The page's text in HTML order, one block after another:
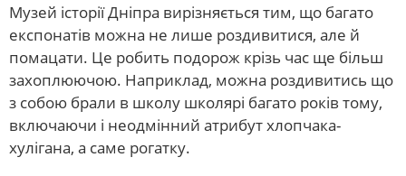
Музей історії Дніпра вирізняється тим, що багато
експонатів можна не лише роздивитися, але й
помацати. Це робить подорож крізь час ще більш
захоплюючою. Наприклад, можна роздивитись що
з собою брали в школу школярі багато років тому,
включаючи і неодмінний атрибут хлопчака-
хулігана, а саме рогатку.